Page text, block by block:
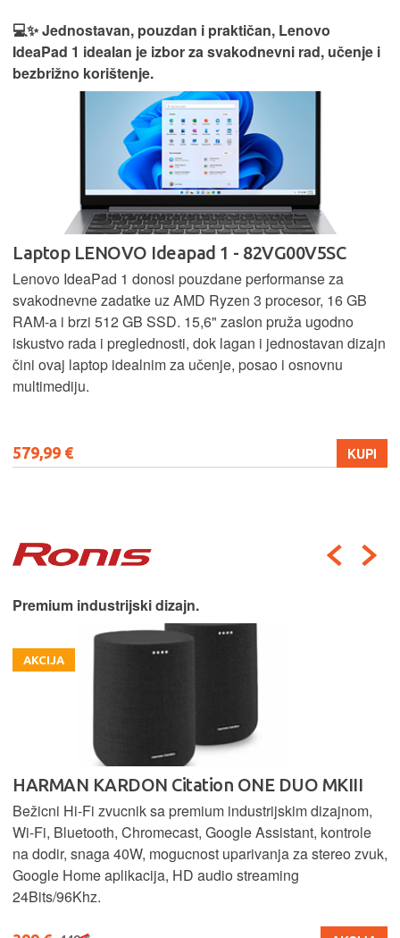
💻✨ Jednostavan, pouzdan i praktičan, Lenovo
IdeaPad 1 idealan je izbor za svakodnevni rad, učenje i
bezbrižno korištenje.
Laptop LENOVO Ideapad 1 - 82VG00V5SC
Lenovo IdeaPad 1 donosi pouzdane performanse za
svakodnevne zadatke uz AMD Ryzen 3 procesor, 16 GB
RAM-a i brzi 512 GB SSD. 15,6" zaslon pruža ugodno
iskustvo rada i preglednosti, dok lagan i jednostavan dizajn
čini ovaj laptop idealnim za učenje, posao i osnovnu
multimediju.
579,99 € KUPI
Premium industrijski dizajn.
AKCIJA
HARMAN KARDON Citation ONE DUO MKIII
Bežicni Hi-Fi zvucnik sa premium industrijskim dizajnom,
Wi-Fi, Bluetooth, Chromecast, Google Assistant, kontrole
na dodir, snaga 40W, mogucnost uparivanja za stereo zvuk,
Google Home aplikacija, HD audio streaming
24Bits/96Khz.